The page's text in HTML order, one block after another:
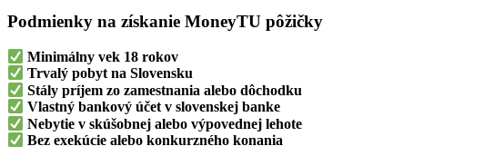
Podmienky na získanie MoneyTU pôžičky
Minimálny vek 18 rokov
Trvalý pobyt na Slovensku
Stály príjem zo zamestnania alebo dôchodku
Vlastný bankový účet v slovenskej banke
Nebytie v skúšobnej alebo výpovednej lehote
Bez exekúcie alebo konkurzného konania